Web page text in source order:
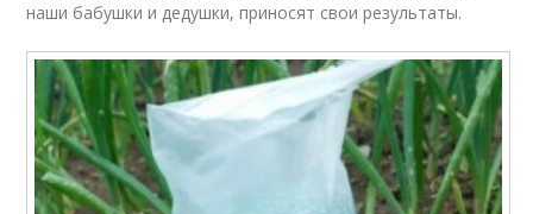
наши бабушки и дедушки, приносят свои результаты.